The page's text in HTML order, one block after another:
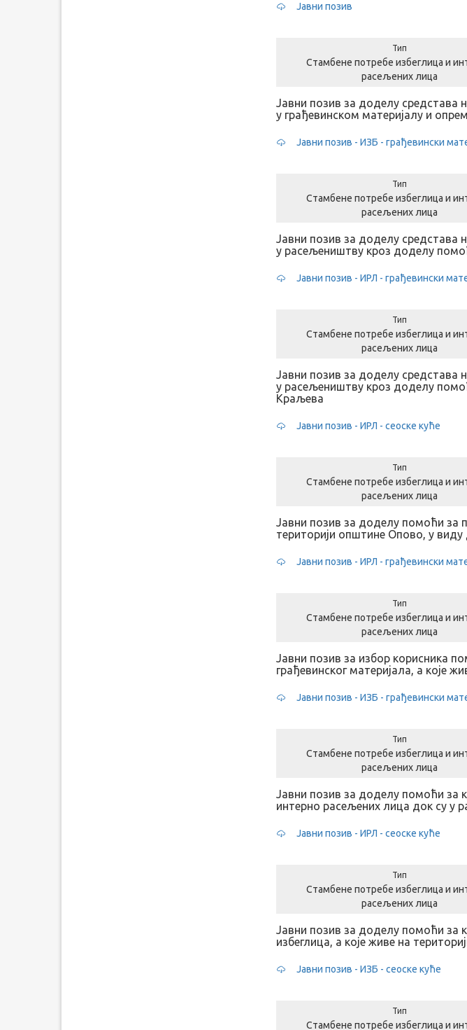
Јавни позив
Тип
Стамбене потребе избеглица и
расељених лица
Јавни позив за доделу
у грађевинском материјалу и
Јавни позив - ИЗБ - грађевински
Тип
Стамбене потребе избеглица и
расељених лица
Јавни позив за доделу
у расељеништву кроз доделу
Јавни позив - ИРЛ - грађевински
Тип
Стамбене потребе избеглица и
расељених лица
Јавни позив за доделу
у расељеништву кроз доделу
Краљева
Јавни позив - ИРЛ - сеоске куће
Тип
Стамбене потребе избеглица и
расељених лица
Јавни позив за доделу помоћи за
територији општине Опово, у
Јавни позив - ИРЛ - грађевински
Тип
Стамбене потребе избеглица и
расељених лица
Јавни позив за избор корисника
грађевинског материјала, а које
Јавни позив - ИЗБ - грађевински
Тип
Стамбене потребе избеглица и
расељених лица
Јавни позив за доделу помоћи за
интерно расељених лица док су у
Јавни позив - ИРЛ - сеоске куће
Тип
Стамбене потребе избеглица и
расељених лица
Јавни позив за доделу помоћи за
избеглица, а које живе на
Јавни позив - ИЗБ - сеоске куће
Тип
Стамбене потребе избеглица и